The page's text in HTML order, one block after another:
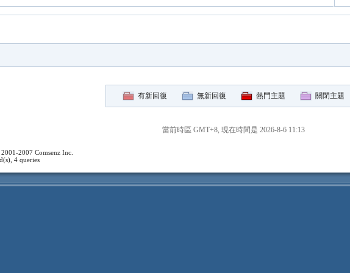
有新回復 無新回復 熱門主題 關閉主題
當前時區 GMT+8, 現在時間是 2026-8-6 11:13
2007 Comsenz Inc.
4 queries